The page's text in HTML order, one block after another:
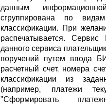
данным
сгруппирована по
классификации. При
распечатывается.
данного сервиса
поручений путем ввода
расчетный счет, номера
классификации из
(например, платежи
"Сформировать